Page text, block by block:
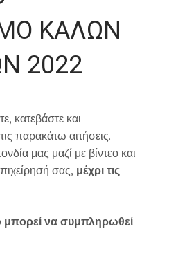
ΚΑΛΩΝ
2022
κατεβάστε και
παρακάτω αιτήσεις.
μας μαζί με βίντεο και
σας, μέχρι τις
να συμπληρωθεί